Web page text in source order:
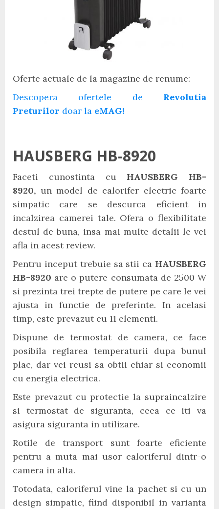
Oferte actuale de la magazine de renume:
Descopera ofertele de Revolutia
Preturilor doar la eMAG!
HAUSBERG HB-8920
Faceti cunostinta cu HAUSBERG HB-
8920, un model de calorifer electric foarte
simpatic care se descurca eficient in
incalzirea camerei tale. Ofera o flexibilitate
destul de buna, insa mai multe detalii le vei
afla in acest review.
Pentru inceput trebuie sa stii ca HAUSBERG
HB-8920 are o putere consumata de 2500 W
si prezinta trei trepte de putere pe care le vei
ajusta in functie de preferinte. In acelasi
timp, este prevazut cu 11 elementi.
Dispune de termostat de camera, ce face
posibila reglarea temperaturii dupa bunul
plac, dar vei reusi sa obtii chiar si economii
cu energia electrica.
Este prevazut cu protectie la supraincalzire
si termostat de siguranta, ceea ce iti va
asigura siguranta in utilizare.
Rotile de transport sunt foarte eficiente
pentru a muta mai usor caloriferul dintr-o
camera in alta.
Totodata, caloriferul vine la pachet si cu un
design simpatic, fiind disponibil in varianta